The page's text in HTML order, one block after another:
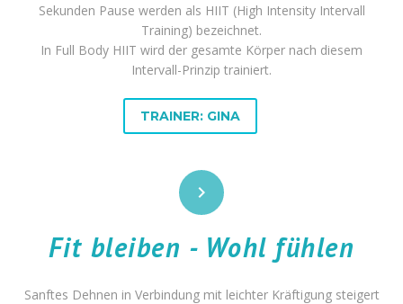
Sekunden Pause werden als HIIT (High Intensity Intervall
Training) bezeichnet.
In Full Body HIIT wird der gesamte Körper nach diesem
Intervall-Prinzip trainiert.
TRAINER: GINA


Fit bleiben - Wohl fühlen
Sanftes Dehnen in Verbindung mit leichter Kräftigung steigert